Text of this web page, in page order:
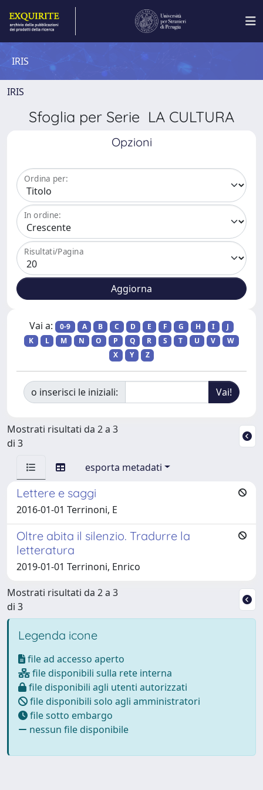
IRIS
IRIS
Sfoglia per Serie LA CULTURA
Opzioni
Ordina per:
In ordine:
Risultati/Pagina
Vai a: 0-9 A B C D E F G H I
J
K
L M N O P Q R S T U V
W
X
Y Z
o inserisci le iniziali:
Mostrati risultati da 2 a 3
di 3
esporta metadati
Lettere e saggi
2016-01-01 Terrinoni, E
Oltre abita il silenzio. Tradurre la
letteratura
2019-01-01 Terrinoni, Enrico
Mostrati risultati da 2 a 3
di 3
Legenda icone
file ad accesso aperto
file disponibili sulla rete interna
file disponibili agli utenti autorizzati
file disponibili solo agli amministratori
file sotto embargo
nessun file disponibile